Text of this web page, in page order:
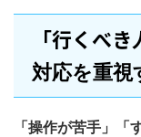
「行くべき
対応を重視
「操作が苦手」